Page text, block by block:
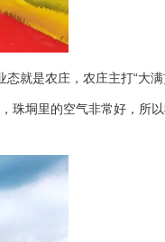
就是农庄，农庄主打“大
珠垌里的空气非常好，所